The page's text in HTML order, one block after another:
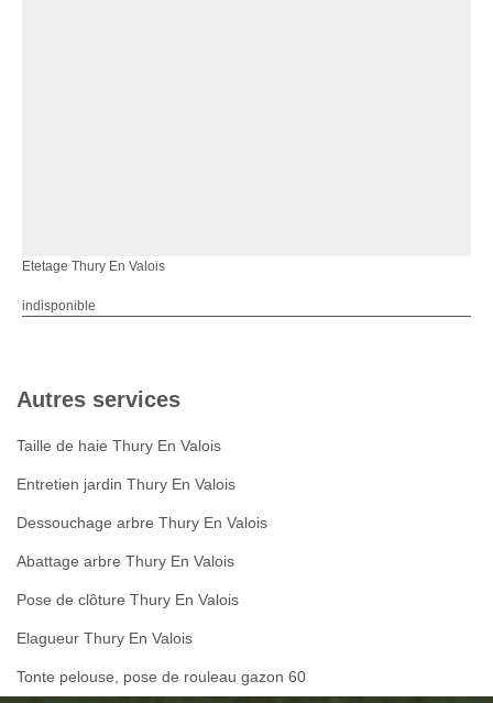
Etetage Thury En Valois
indisponible
Autres services
Taille de haie Thury En Valois
Entretien jardin Thury En Valois
Dessouchage arbre Thury En Valois
Abattage arbre Thury En Valois
Pose de clôture Thury En Valois
Elagueur Thury En Valois
Tonte pelouse, pose de rouleau gazon 60